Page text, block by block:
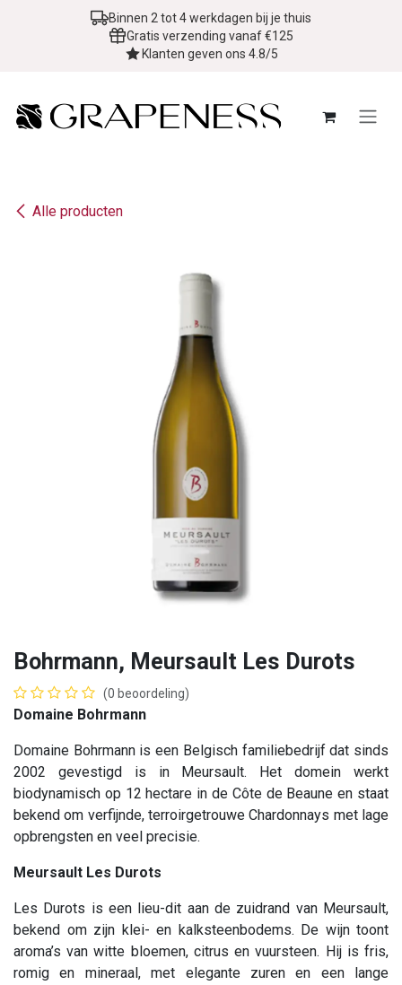
Overslaan naar inhoudBinnen 2 tot 4 werkdagen bij je thuis
Gratis verzending vanaf €125
Klanten geven ons 4.8/5
Alle producten
Bohrmann, Meursault Les Durots
(0 beoordeling)
Domaine Bohrmann
Domaine Bohrmann is een Belgisch familiebedrijf dat sinds
2002 gevestigd is in Meursault. Het domein werkt
biodynamisch op 12 hectare in de Côte de Beaune en staat
bekend om verfijnde, terroirgetrouwe Chardonnays met lage
opbrengsten en veel precisie.
Meursault Les Durots
Les Durots is een lieu-dit aan de zuidrand van Meursault,
bekend om zijn klei- en kalksteenbodems. De wijn toont
aroma’s van witte bloemen, citrus en vuursteen. Hij is fris,
romig en mineraal, met elegante zuren en een lange